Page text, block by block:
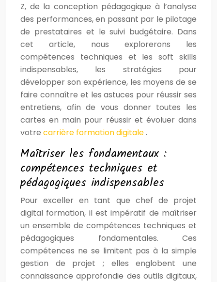
Z, de la conception pédagogique à l’analyse
des performances, en passant par le pilotage
de prestataires et le suivi budgétaire. Dans
cet article, nous explorerons les
compétences techniques et les soft skills
indispensables, les stratégies pour
développer son expérience, les moyens de se
faire connaître et les astuces pour réussir ses
entretiens, afin de vous donner toutes les
cartes en main pour réussir et évoluer dans
votre carrière formation digitale.
Maîtriser les fondamentaux :
compétences techniques et
pédagogiques indispensables
Pour exceller en tant que chef de projet
digital formation, il est impératif de maîtriser
un ensemble de compétences techniques et
pédagogiques fondamentales. Ces
compétences ne se limitent pas à la simple
gestion de projet ; elles englobent une
connaissance approfondie des outils digitaux,